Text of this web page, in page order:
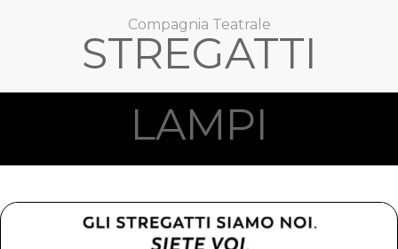
Compagnia Teatrale
STREGATTI
LAMPI